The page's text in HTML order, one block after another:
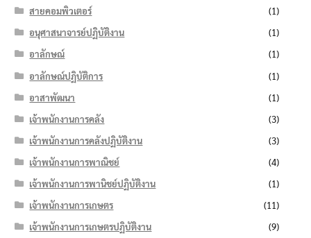
สายคอมพิวเตอร์
(1)
อนุศาสนาจารย์ปฏิบัติงาน
(1)
อาลักษณ์
(1)
อาลักษณ์ปฏิบัติการ
(1)
อาสาพัฒนา
(1)
เจ้าพนักงานการคลัง
(3)
เจ้าพนักงานการคลังปฏิบัติงาน
(3)
เจ้าพนักงานการพาณิชย์
(4)
เจ้าพนักงานการพานิชย์ปฏิบัติงาน
(1)
เจ้าพนักงานการเกษตร
(11)
เจ้าพนักงานการเกษตรปฏิบัติงาน
(9)